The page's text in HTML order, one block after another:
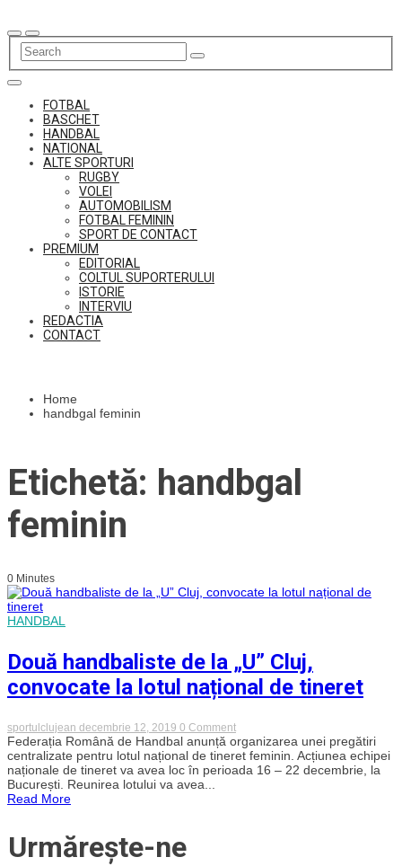
to
content
FOTBAL
BASCHET
HANDBAL
NATIONAL
ALTE SPORTURI
RUGBY
VOLEI
AUTOMOBILISM
FOTBAL FEMININ
SPORT DE CONTACT
PREMIUM
EDITORIAL
COLTUL SUPORTERULUI
ISTORIE
INTERVIU
REDACTIA
CONTACT
Home
handbgal feminin
Etichetă: handbgal
feminin
0 Minutes
HANDBAL
Două handbaliste de la „U” Cluj,
convocate la lotul național de tineret
sportulclujean decembrie 12, 2019 0 Commenton
Două
handbaliste
de
la
Federația Română de Handbal anunță organizarea unei pregătiri
centralizate pentru lotul național de tineret feminin. Acțiunea echipei
naționale de tineret va avea loc în perioada 16 – 22 decembrie, la
București. Reunirea lotului va avea...
Read More
Urmărește-ne